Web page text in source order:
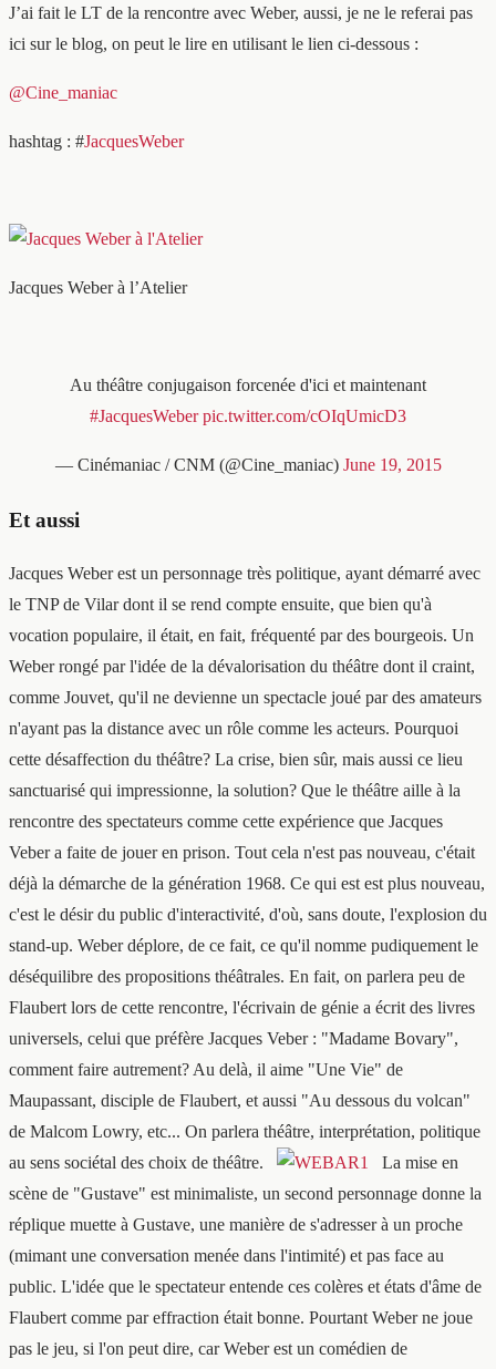
J’ai fait le LT de la rencontre avec Weber, aussi, je ne le referai pas
ici sur le blog, on peut le lire en utilisant le lien ci-dessous :
@Cine_maniac
hashtag : #JacquesWeber
Jacques Weber à l’Atelier
Au théâtre conjugaison forcenée d'ici et maintenant
#JacquesWeber pic.twitter.com/cOIqUmicD3
— Cinémaniac / CNM (@Cine_maniac) June 19, 2015
Et aussi
Jacques Weber est un personnage très politique, ayant démarré avec
le TNP de Vilar dont il se rend compte ensuite, que bien qu'à
vocation populaire, il était, en fait, fréquenté par des bourgeois. Un
Weber rongé par l'idée de la dévalorisation du théâtre dont il craint,
comme Jouvet, qu'il ne devienne un spectacle joué par des amateurs
n'ayant pas la distance avec un rôle comme les acteurs. Pourquoi
cette désaffection du théâtre? La crise, bien sûr, mais aussi ce lieu
sanctuarisé qui impressionne, la solution? Que le théâtre aille à la
rencontre des spectateurs comme cette expérience que Jacques
Veber a faite de jouer en prison. Tout cela n'est pas nouveau, c'était
déjà la démarche de la génération 1968. Ce qui est est plus nouveau,
c'est le désir du public d'interactivité, d'où, sans doute, l'explosion du
stand-up. Weber déplore, de ce fait, ce qu'il nomme pudiquement le
déséquilibre des propositions théâtrales. En fait, on parlera peu de
Flaubert lors de cette rencontre, l'écrivain de génie a écrit des livres
universels, celui que préfère Jacques Veber : "Madame Bovary",
comment faire autrement? Au delà, il aime "Une Vie" de
Maupassant, disciple de Flaubert, et aussi "Au dessous du volcan"
de Malcom Lowry, etc... On parlera théâtre, interprétation, politique
au sens sociétal des choix de théâtre.
La mise en
scène de "Gustave" est minimaliste, un second personnage donne la
réplique muette à Gustave, une manière de s'adresser à un proche
(mimant une conversation menée dans l'intimité) et pas face au
public. L'idée que le spectateur entende ces colères et états d'âme de
Flaubert comme par effraction était bonne. Pourtant Weber ne joue
pas le jeu, si l'on peut dire, car Weber est un comédien de